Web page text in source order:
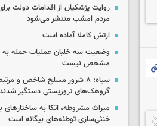
روایت پزشکیان از اقدامات دولت
مردم امشب منتشر می‌شود
ارتش کاملا آماده است
وضعیت سه خلبان عملیات حمله به
مشخص نیست
سپاه: ۸ شرور مسلح شاخص و
گروهک‌های تروریستی دستگیر شدند
میراث مشروطه، اتکا به ساختارهای
خنثی‌سازی توطئه‌های بیگانه است